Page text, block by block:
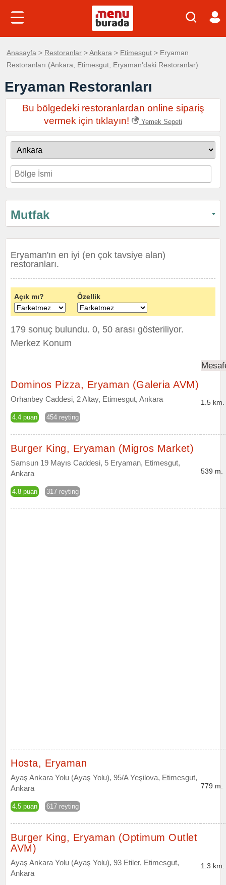
Anasayfa > Restoranlar >Ankara > Etimesgut > Eryaman
Restoranları (Ankara, Etimesgut, Eryaman'daki Restoranlar)
Eryaman Restoranları
Bu bölgedeki restoranlardan online sipariş
vermek için tıklayın!
Yemek Sepeti
Mutfak
Eryaman'ın en iyi (en çok tavsiye alan)
restoranları.
Açık mı? Özellik
179 sonuç bulundu. 0, 50 arası gösteriliyor.
Merkez Konum
Dominos Pizza, Eryaman (Galeria AVM)
Orhanbey Caddesi, 2 Altay, Etimesgut, Ankara
4.4 puan 454 reyting
1.5 km.
Burger King, Eryaman (Migros Market)
Samsun 19 Mayıs Caddesi, 5 Eryaman, Etimesgut,
Ankara
4.8 puan 317 reyting
539 m.
Hosta, Eryaman
Ayaş Ankara Yolu (Ayaş Yolu), 95/A Yeşilova, Etimesgut,
Ankara
4.5 puan 617 reyting
779 m.
Burger King, Eryaman (Optimum Outlet
AVM)
Ayaş Ankara Yolu (Ayaş Yolu), 93 Etiler, Etimesgut,
Ankara
1.3 km.